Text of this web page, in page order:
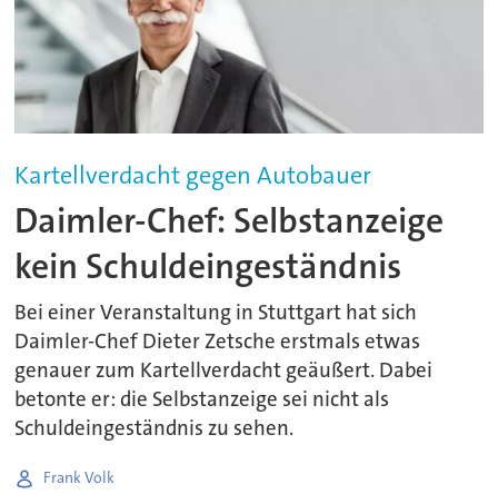
Kartellverdacht gegen Autobauer
Daimler-Chef: Selbstanzeige
kein Schuldeingeständnis
Bei einer Veranstaltung in Stuttgart hat sich
Daimler-Chef Dieter Zetsche erstmals etwas
genauer zum Kartellverdacht geäußert. Dabei
betonte er: die Selbstanzeige sei nicht als
Schuldeingeständnis zu sehen.
Frank Volk